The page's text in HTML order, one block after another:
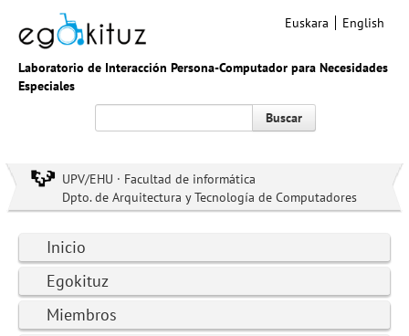
Laboratorio de Interacción Persona-Computador para Necesidades
Especiales
Euskara English
Buscar
UPV/EHU · Facultad de informática
Dpto. de Arquitectura y Tecnología de Computadores
Inicio
Egokituz
Miembros